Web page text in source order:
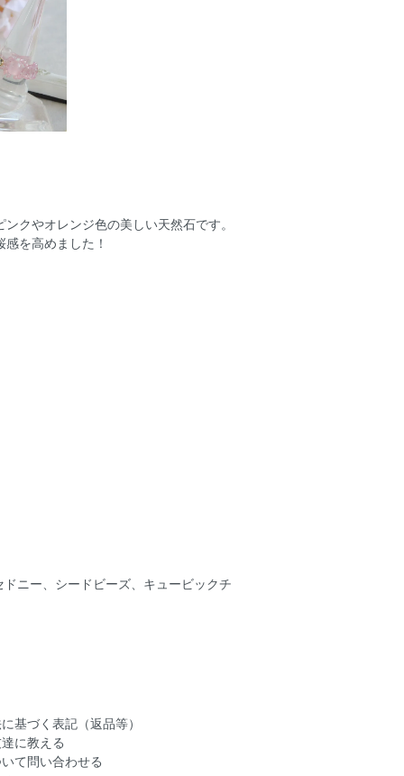
クやオレンジ色の美しい天然石です。
を高めました！
ニー、シードビーズ、キュービックチ
基づく表記（返品等）
に教える
て問い合わせる